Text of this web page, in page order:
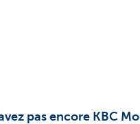
pas encore KBC